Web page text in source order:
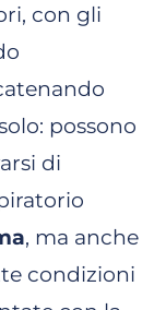
con gli
possono
di
, ma anche
condizioni